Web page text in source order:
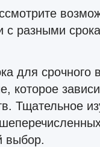
разными
для срочного
которое
Тщательное
выбор.